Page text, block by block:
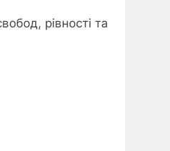
рівності та